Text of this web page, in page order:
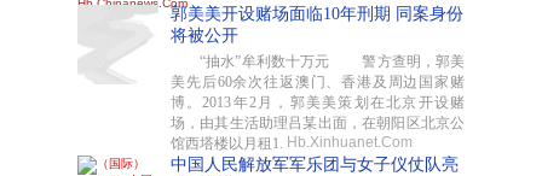
郭美美开设赌场面临10年刑期 同案身份
将被公开
“抽水”牟利数十万元 警方查明，郭美
美先后60余次往返澳门、香港及周边国家赌
博。2013年2月，郭美美策划在北京开设赌
场，由其生活助理吕某出面，在朝阳区北京公
馆西塔楼以月租1. Hb.Xinhuanet.Com
中国人民解放军军乐团与女子仪仗队亮